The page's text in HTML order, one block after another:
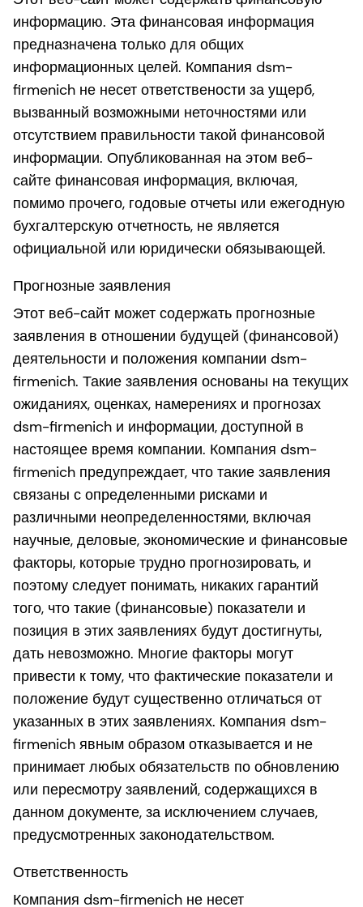
информацию. Эта финансовая информация
предназначена только для общих
информационных целей. Компания dsm-
firmenich не несет ответствености за ущерб,
вызванный возможными неточностями или
отсутствием правильности такой финансовой
информации. Опубликованная на этом веб-
сайте финансовая информация, включая,
помимо прочего, годовые отчеты или ежегодную
бухгалтерскую отчетность, не является
официальной или юридически обязывающей.
Прогнозные заявления
Этот веб-сайт может содержать прогнозные
заявления в отношении будущей (финансовой)
деятельности и положения компании dsm-
firmenich. Такие заявления основаны на текущих
ожиданиях, оценках, намерениях и прогнозах
dsm-firmenich и информации, доступной в
настоящее время компании. Компания dsm-
firmenich предупреждает, что такие заявления
связаны с определенными рисками и
различными неопределенностями, включая
научные, деловые, экономические и финансовые
факторы, которые трудно прогнозировать, и
поэтому следует понимать, никаких гарантий
того, что такие (финансовые) показатели и
позиция в этих заявлениях будут достигнуты,
дать невозможно. Многие факторы могут
привести к тому, что фактические показатели и
положение будут существенно отличаться от
указанных в этих заявлениях. Компания dsm-
firmenich явным образом отказывается и не
принимает любых обязательств по обновлению
или пересмотру заявлений, содержащихся в
данном документе, за исключением случаев,
предусмотренных законодательством.
Ответственность
Компания dsm-firmenich не несет